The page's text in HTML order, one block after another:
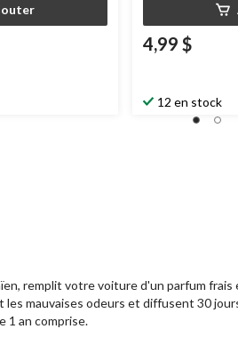
4,99 $
12 en stock
remplit votre voiture d'un parfum
mauvaises odeurs et diffusent 30
1 an comprise.